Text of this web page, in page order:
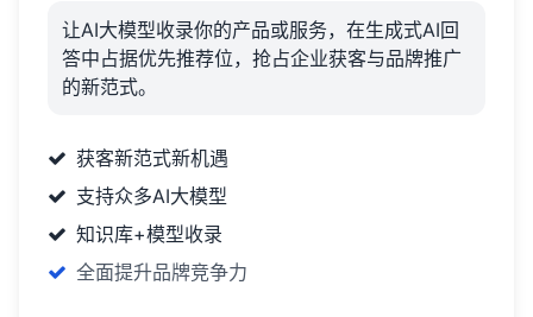
让AI大模型收录你的产品或服务，在生成式AI回
答中占据优先推荐位，抢占企业获客与品牌推广
的新范式。
获客新范式新机遇
支持众多AI大模型
知识库+模型收录
全面提升品牌竞争力